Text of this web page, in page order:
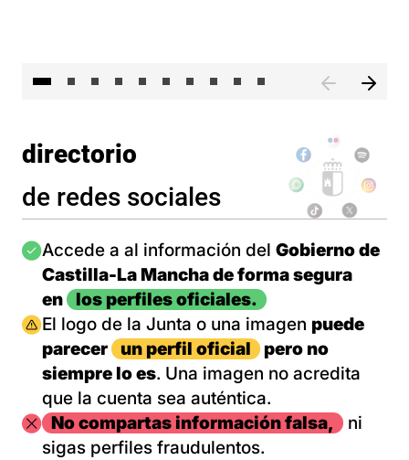
directorio
de redes sociales
Imagen
Accede a al información del Gobierno de
Castilla-La Mancha de forma segura
en
los perfiles oficiales.
Imagen
El logo de la Junta o una imagen puede
parecer
un perfil oficial
pero no
siempre lo es. Una imagen no acredita
que la cuenta sea auténtica.
ImagenNo compartas información falsa,
ni
sigas perfiles fraudulentos.